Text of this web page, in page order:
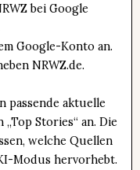
bei Google
Google-Konto an.
NRWZ.de.
passende aktuelle
Stories“ an. Die
welche Quellen
Modus hervorhebt.